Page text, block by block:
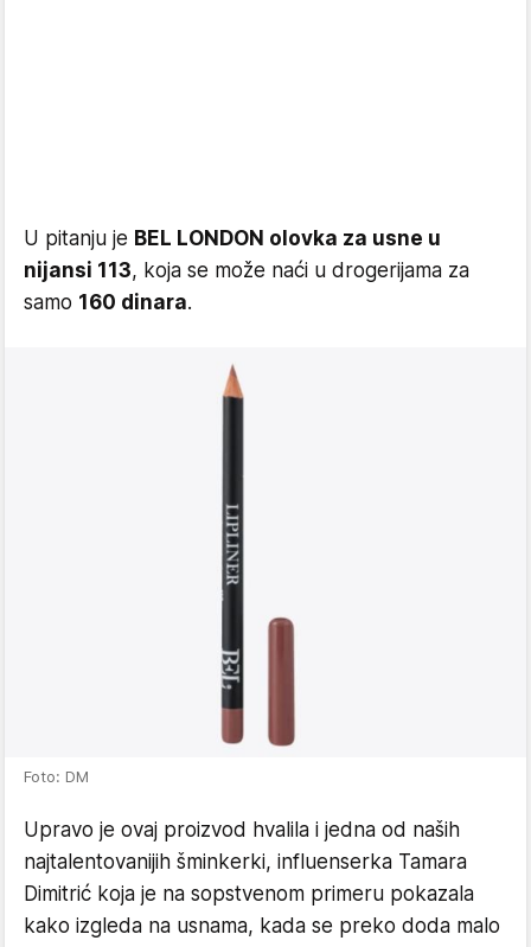
U pitanju je BEL LONDON olovka za usne u
nijansi 113, koja se može naći u drogerijama za
samo 160 dinara.
Foto: DM
Upravo je ovaj proizvod hvalila i jedna od naših
najtalentovanijih šminkerki, influenserka Tamara
Dimitrić koja je na sopstvenom primeru pokazala
kako izgleda na usnama, kada se preko doda malo